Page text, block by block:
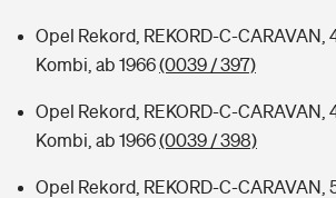
Opel Rekord, REKORD-C-CARAVAN,
Kombi, ab 1966(0039 / 397)
Opel Rekord, REKORD-C-CARAVAN,
Kombi, ab 1966(0039 / 398)
Opel Rekord, REKORD-C-CARAVAN,